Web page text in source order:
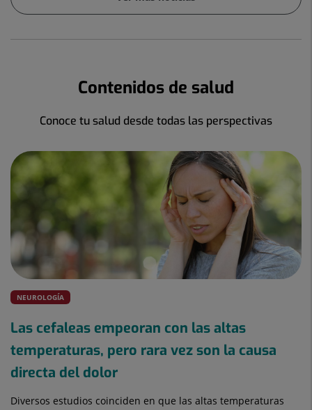
Contenidos de salud
Conoce tu salud desde todas las perspectivas
Las cefaleas empeoran con las altas
temperaturas, pero rara vez son la causa
directa del dolor
Diversos estudios coinciden en que las altas temperaturas
NEUROLOGÍA